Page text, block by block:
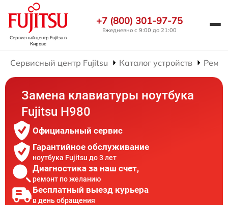
Сервисный центр Fujitsuв
Кирове
+7 (800) 301-97-75
Ежедневно с 9:00 до 21:00
Сервисный центр Fujitsu Каталог устройств
Замена клавиатуры ноутбука
Fujitsu H980
Официальный сервис
Гарантийное обслуживание
ноутбука Fujitsu до 3 лет
Диагностика за наш счет,
ремонт по желанию
Бесплатный выезд курьера
в день обращения